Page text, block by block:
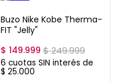
Buzo Nike Kobe Therma-
FIT "Jelly"
$ 149.999 $249.999
6 cuotas SIN interés de
$ 25.000